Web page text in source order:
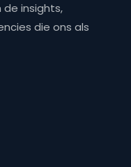
de insights,
die ons als